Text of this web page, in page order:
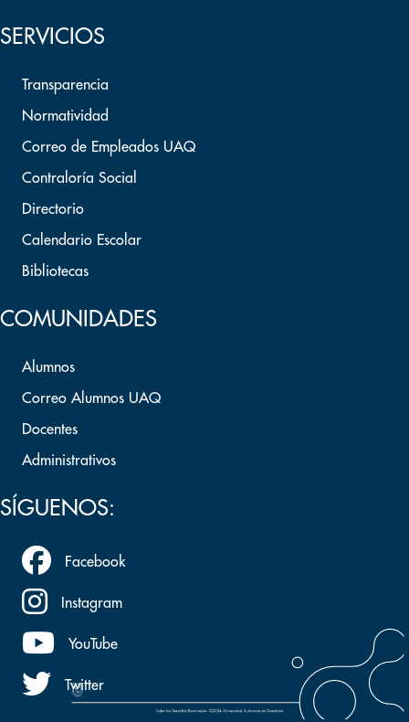
SERVICIOS
Transparencia
Normatividad
Correo de Empleados UAQ
Contraloría Social
Directorio
Calendario Escolar
Bibliotecas
COMUNIDADES
Alumnos
Correo Alumnos UAQ
Docentes
Administrativos
SÍGUENOS:
Facebook
Instagram
YouTube
Twitter